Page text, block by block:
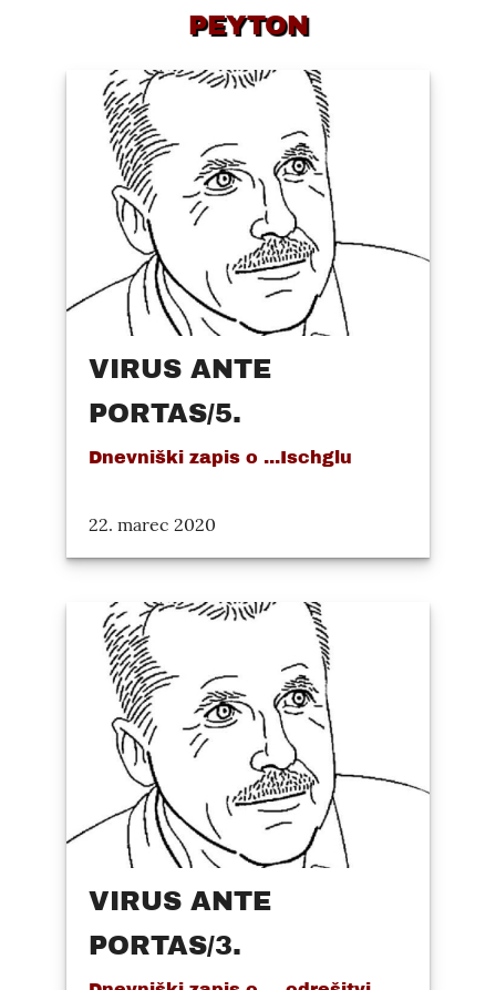
PEYTON
VIRUS ANTE
PORTAS/5.
Dnevniški zapis o ...Ischglu
22. marec 2020
VIRUS ANTE
PORTAS/3.